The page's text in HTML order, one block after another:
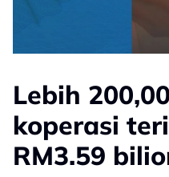
Lebih
koperasi
RM3.59